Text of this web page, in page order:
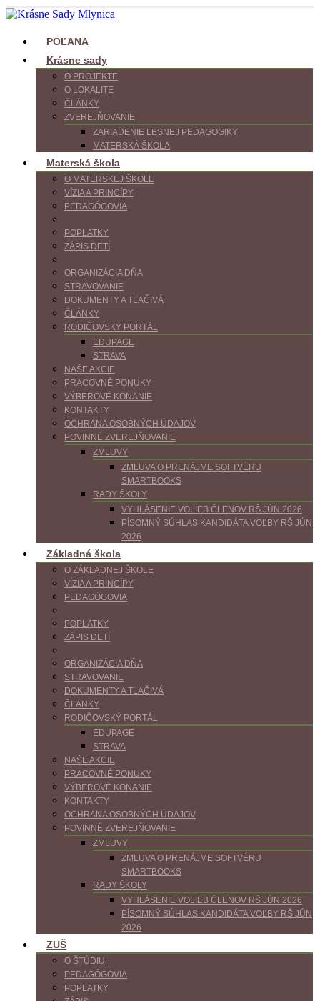
POĽANA
Krásne sady
O PROJEKTE
O LOKALITE
ČLÁNKY
ZVEREJŇOVANIE
ZARIADENIE LESNEJ PEDAGOGIKY
MATERSKÁ ŠKOLA
Materská škola
O MATERSKEJ ŠKOLE
VÍZIA A PRINCÍPY
PEDAGÓGOVIA
POPLATKY
ZÁPIS DETÍ
ORGANIZÁCIA DŇA
STRAVOVANIE
DOKUMENTY A TLAČIVÁ
ČLÁNKY
RODIČOVSKÝ PORTÁL
EDUPAGE
STRAVA
NAŠE AKCIE
PRACOVNÉ PONUKY
VÝBEROVÉ KONANIE
KONTAKTY
OCHRANA OSOBNÝCH ÚDAJOV
POVINNÉ ZVEREJŇOVANIE
ZMLUVY
ZMLUVA O PRENÁJME SOFTVÉRU
SMARTBOOKS
RADY ŠKOLY
VYHLÁSENIE VOLIEB ČLENOV RŠ JÚN 2026
PÍSOMNÝ SÚHLAS KANDIDÁTA VOĽBY RŠ JÚN
2026
Základná škola
O ZÁKLADNEJ ŠKOLE
VÍZIA A PRINCÍPY
PEDAGÓGOVIA
POPLATKY
ZÁPIS DETÍ
ORGANIZÁCIA DŇA
STRAVOVANIE
DOKUMENTY A TLAČIVÁ
ČLÁNKY
RODIČOVSKÝ PORTÁL
EDUPAGE
STRAVA
NAŠE AKCIE
PRACOVNÉ PONUKY
VÝBEROVÉ KONANIE
KONTAKTY
OCHRANA OSOBNÝCH ÚDAJOV
POVINNÉ ZVEREJŇOVANIE
ZMLUVY
ZMLUVA O PRENÁJME SOFTVÉRU
SMARTBOOKS
RADY ŠKOLY
VYHLÁSENIE VOLIEB ČLENOV RŠ JÚN 2026
PÍSOMNÝ SÚHLAS KANDIDÁTA VOĽBY RŠ JÚN
2026
ZUŠ
O ŠTÚDIU
PEDAGÓGOVIA
POPLATKY